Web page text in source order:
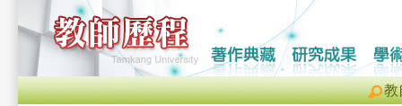
教